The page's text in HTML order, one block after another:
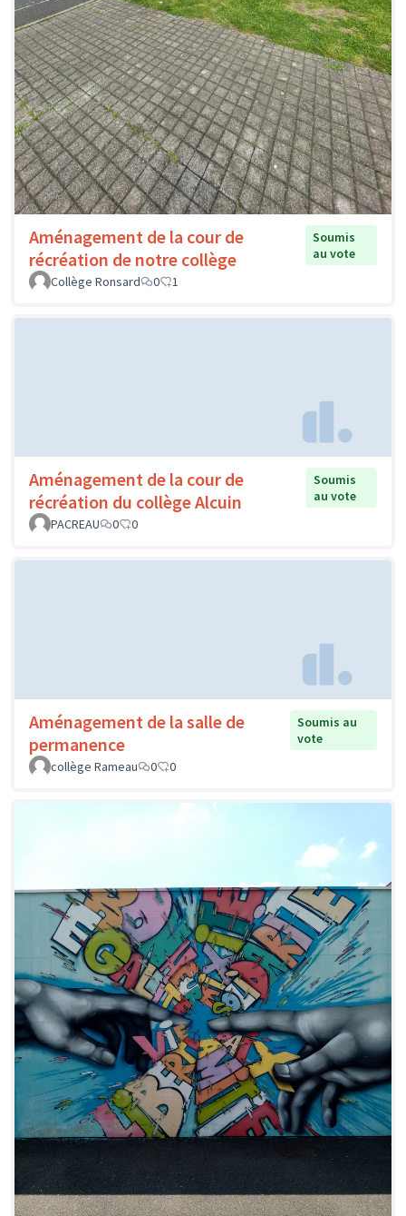
Aménagement de la cour de
récréation de notre collège
Soumis
au vote
Collège Ronsard
0 1
Aménagement de la cour de
récréation du collège Alcuin
Soumis
au vote
PACREAU
0 0
Aménagement de la salle de
permanence
Soumis au
vote
collège Rameau
0 0